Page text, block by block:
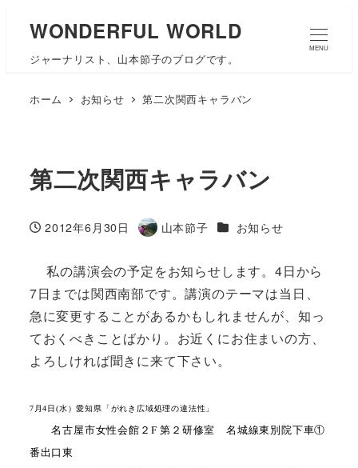
WONDERFUL WORLD
ジャーナリスト、山本節子のブログです。
MENU
ホーム お知らせ 第二次関西キャラバン
第二次関西キャラバン
投稿日
2012年6月30日
著
山本節子 カテゴリー
お知らせ
私の講演会の予定をお知らせします。4日から
7日までは関西南部です。講演のテーマは当日、
急に変更することがあるかもしれませんが、知っ
ておくべきことばかり。お近くにお住まいの方、
よろしければ聞きに来て下さい。
7 月4日(水）愛知県「がれき広域処理の違法性」
名古屋市女性会館２ F第２研修室名城線東別院下車①
番出口東